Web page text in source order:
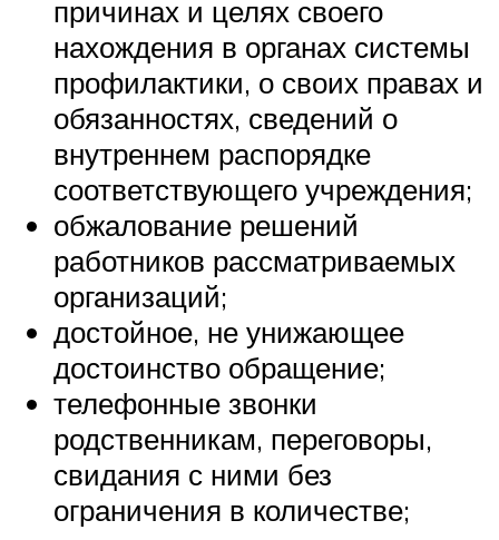
причинах и целях своего
нахождения в органах системы
профилактики, о своих правах и
обязанностях, сведений о
внутреннем распорядке
соответствующего учреждения;
обжалование решений
работников рассматриваемых
организаций;
достойное, не унижающее
достоинство обращение;
телефонные звонки
родственникам, переговоры,
свидания с ними без
ограничения в количестве;